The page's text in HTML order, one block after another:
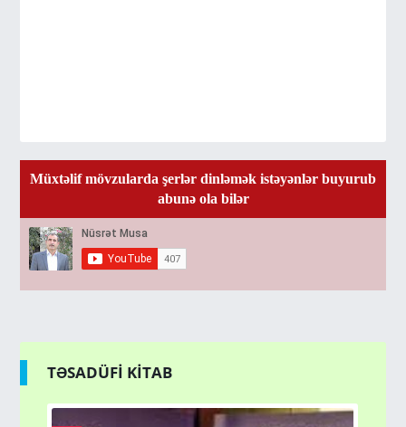
Müxtəlif mövzularda şerlər dinləmək istəyənlər buyurub
abunə ola bilər
TƏSADÜFİ KİTAB